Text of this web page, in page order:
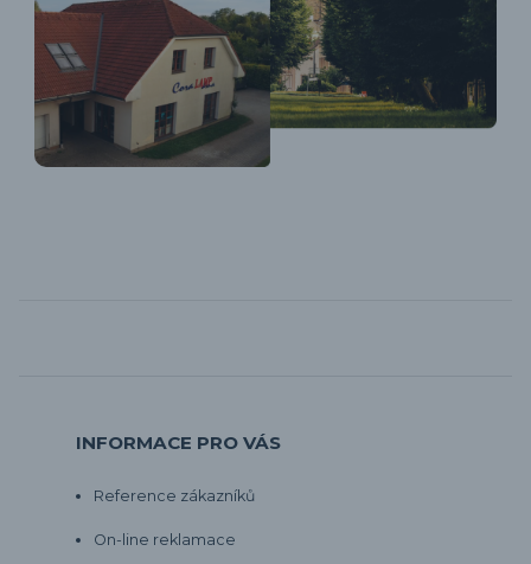
INFORMACE PRO VÁS
Reference zákazníků
On-line reklamace